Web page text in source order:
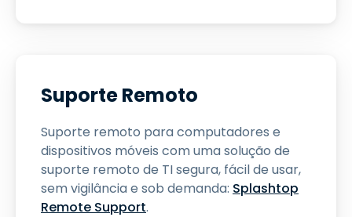
Suporte Remoto
Suporte remoto para computadores e
dispositivos móveis com uma solução de
suporte remoto de TI segura, fácil de usar,
sem vigilância e sob demanda: Splashtop
Remote Support.